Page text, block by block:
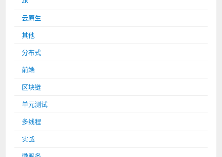
云原生
其他
分布式
前端
区块链
单元测试
多线程
实战